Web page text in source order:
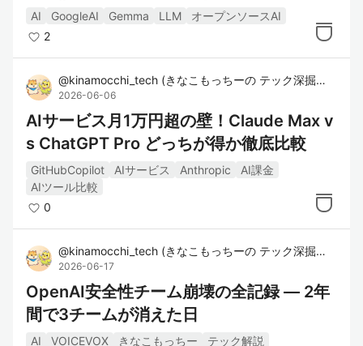
AI GoogleAI Gemma LLM
オープンソースAI
2
@kinamocchi_tech (きなこもっちーの テック深掘り🐹🐦
2026-06-06
AIサービス月1万円超の壁！Claude Max v
s ChatGPT Pro どっちが得か徹底比較
GitHubCopilot AIサービス Anthropic
AI課金
AIツール比較
0
@kinamocchi_tech (きなこもっちーの テック深掘り🐹🐦
2026-06-17
OpenAI安全性チーム崩壊の全記録 — 2年
間で3チームが消えた日
AI VOICEVOX きなこもっちー
テック解説